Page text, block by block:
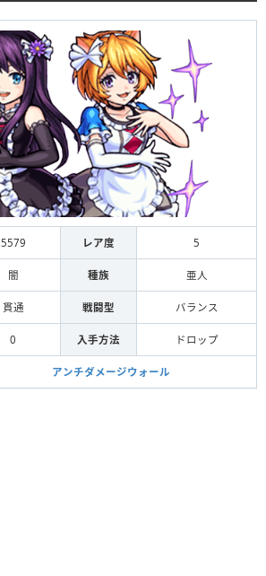
5579 レア度 5
闇 種族 亜人
貫通 戦闘型 バランス
0 入手方法 ドロップ
アンチダメージウォール